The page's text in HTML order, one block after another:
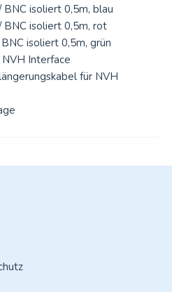
BNC isoliert 0,5m, blau
BNC isoliert 0,5m, rot
isoliert 0,5m, grün
Interface
für NVH